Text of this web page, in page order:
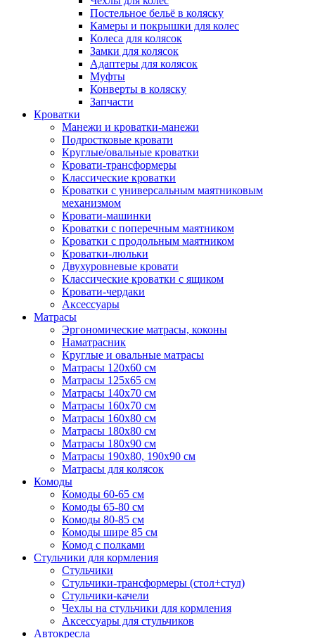
Постельное бельё в коляску
Камеры и покрышки для колес
Колеса для колясок
Замки для колясок
Адаптеры для колясок
Муфты
Конверты в коляску
Запчасти
Кроватки
Манежи и кроватки-манежи
Подростковые кровати
Круглые/овальные кроватки
Кровати-трансформеры
Классические кроватки
Кроватки с универсальным маятниковым
механизмом
Кровати-машинки
Кроватки с поперечным маятником
Кроватки с продольным маятником
Кроватки-люльки
Двухуровневые кровати
Классические кроватки с ящиком
Кровати-чердаки
Аксессуары
Матрасы
Эргономические матрасы, коконы
Наматрасник
Круглые и овальные матрасы
Матрасы 120х60 см
Матрасы 125х65 см
Матрасы 140х70 см
Матрасы 160х70 см
Матрасы 160х80 см
Матрасы 180х80 см
Матрасы 180х90 см
Матрасы 190х80, 190х90 см
Матрасы для колясок
Комоды
Комоды 60-65 см
Комоды 65-80 см
Комоды 80-85 см
Комоды шире 85 см
Комод с полками
Стульчики для кормления
Стульчики
Стульчики-трансформеры (стол+стул)
Стульчики-качели
Чехлы на стульчики для кормления
Аксессуары для стульчиков
Автокресла